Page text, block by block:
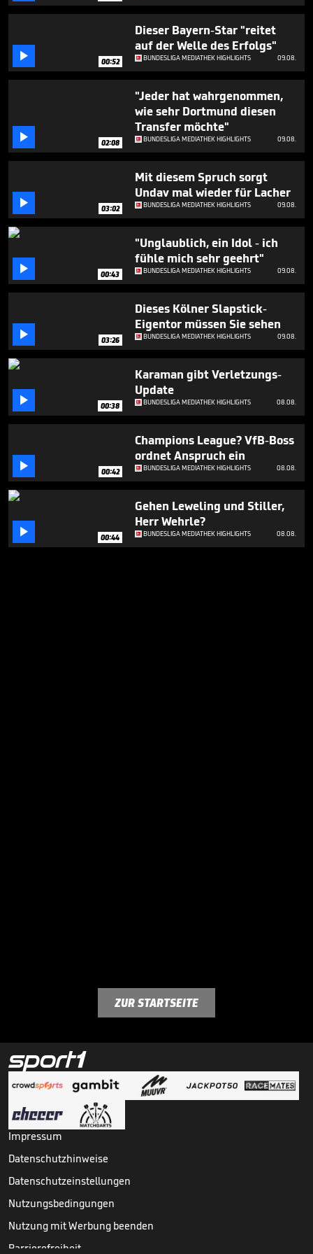
seconds
 00:52
Dieser Bayern-Star "reitet
auf der Welle des Erfolgs"
BUNDESLIGA MEDIATHEK HIGHLIGHTS 09.08.
 02:08
"Jeder hat wahrgenommen,
wie sehr Dortmund diesen
Transfer möchte"
BUNDESLIGA MEDIATHEK HIGHLIGHTS 09.08.
 03:02
Mit diesem Spruch sorgt
Undav mal wieder für Lacher
BUNDESLIGA MEDIATHEK HIGHLIGHTS 09.08.
 00:43
"Unglaublich, ein Idol - ich
fühle mich sehr geehrt"
BUNDESLIGA MEDIATHEK HIGHLIGHTS 09.08.
 03:26
Dieses Kölner Slapstick-
Eigentor müssen Sie sehen
BUNDESLIGA MEDIATHEK HIGHLIGHTS 09.08.
 00:38
Karaman gibt Verletzungs-
Update
BUNDESLIGA MEDIATHEK HIGHLIGHTS 08.08.
 00:42
Champions League? VfB-Boss
ordnet Anspruch ein
BUNDESLIGA MEDIATHEK HIGHLIGHTS 08.08.
 00:44
Gehen Leweling und Stiller,
Herr Wehrle?
BUNDESLIGA MEDIATHEK HIGHLIGHTS 08.08.
ZUR STARTSEITE
Impressum
Datenschutzhinweise
Datenschutzeinstellungen
Nutzungsbedingungen
Nutzung mit Werbung beenden
Barrierefreiheit